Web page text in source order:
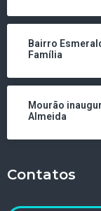
Bairro
Família
Mourão
Almeida
Contatos